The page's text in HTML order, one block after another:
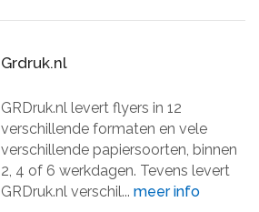
Grdruk.nl
GRDruk.nl levert flyers in 12
verschillende formaten en vele
verschillende papiersoorten, binnen
2, 4 of 6 werkdagen. Tevens levert
GRDruk.nl verschil...meer info